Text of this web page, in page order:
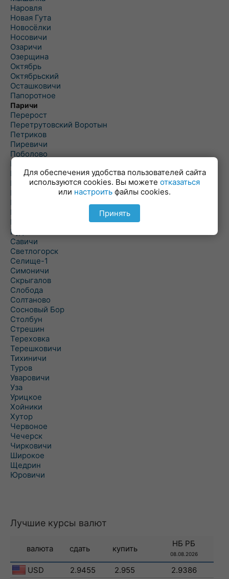
Наровля
Новая Гута
Новосёлки
Носовичи
Озаричи
Озерщина
Октябрь
Октябрьский
Осташковичи
Папоротное
Паричи
Перерост
Перетрутовский Воротын
Петриков
Пиревичи
Поболово
Поколюбичи
Полесье
Птичь
Речица
Ровенская Слобода
Рогачев
Рогинь
Рудня
Савичи
Светлогорск
Селище-1
Симоничи
Скрыгалов
Слобода
Солтаново
Сосновый Бор
Столбун
Стрешин
Тереховка
Терешковичи
Тихиничи
Туров
Уваровичи
Уза
Урицкое
Хойники
Хутор
Червоное
Чечерск
Чирковичи
Широкое
Щедрин
Юровичи
Лучшие курсы валют
валюта сдать купить
НБ РБ
08.08.2026
USD 2.9455 2.955
2.9386
Для обеспечения удобства пользователей сайта
используются cookies. Вы можете отказаться
или настроить файлы cookies.
Принять